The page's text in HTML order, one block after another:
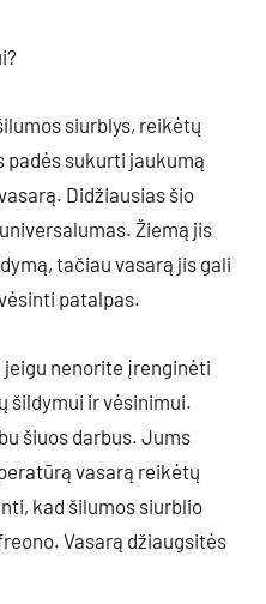
siurblys, reikėtų
padės sukurti jaukumą
Didžiausias šio
Žiemą jis
tačiau vasarą jis gali
patalpas.
jeigu nenorite įrenginėti
šildymui ir vėsinimui.
šiuos darbus. Jums
vasarą reikėtų
kad šilumos siurblio
Vasarą džiaugsitės